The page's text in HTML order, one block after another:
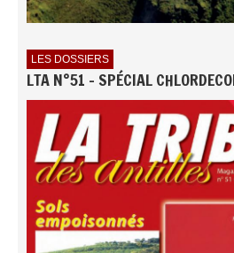
LES DOSSIERS
LTA N°51 - SPÉCIAL